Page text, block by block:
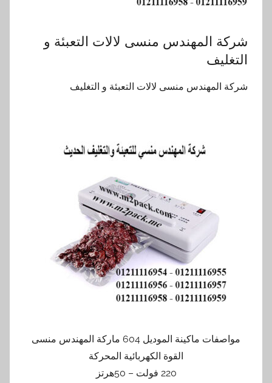
شركة المهندس منسى لالات التعبئة و
التغليف
شركة المهندس منسى لالات التعبئة و التغليف
مواصفات ماكينة الموديل 604 ماركة المهندس منسى
القوة الكهربائية المحركة
220 فولت – 50هرتز